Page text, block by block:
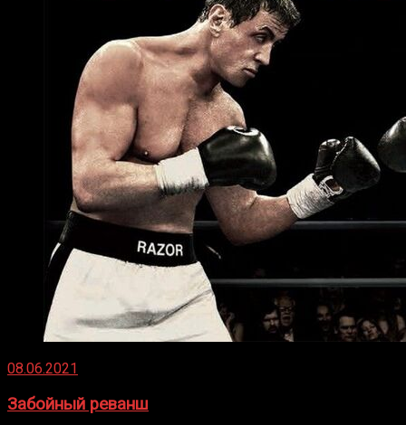
08.06.2021
Забойный реванш